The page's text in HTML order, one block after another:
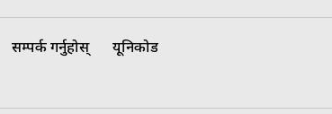
सम्पर्क गर्नुहोस् यूनिकोड